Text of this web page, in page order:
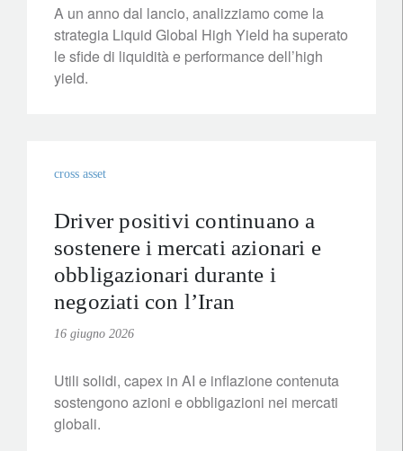
A un anno dal lancio, analizziamo come la
strategia Liquid Global High Yield ha superato
le sfide di liquidità e performance dell’high
yield.
cross asset
Driver positivi continuano a
sostenere i mercati azionari e
obbligazionari durante i
negoziati con l’Iran
16 giugno 2026
Utili solidi, capex in AI e inflazione contenuta
sostengono azioni e obbligazioni nei mercati
globali.